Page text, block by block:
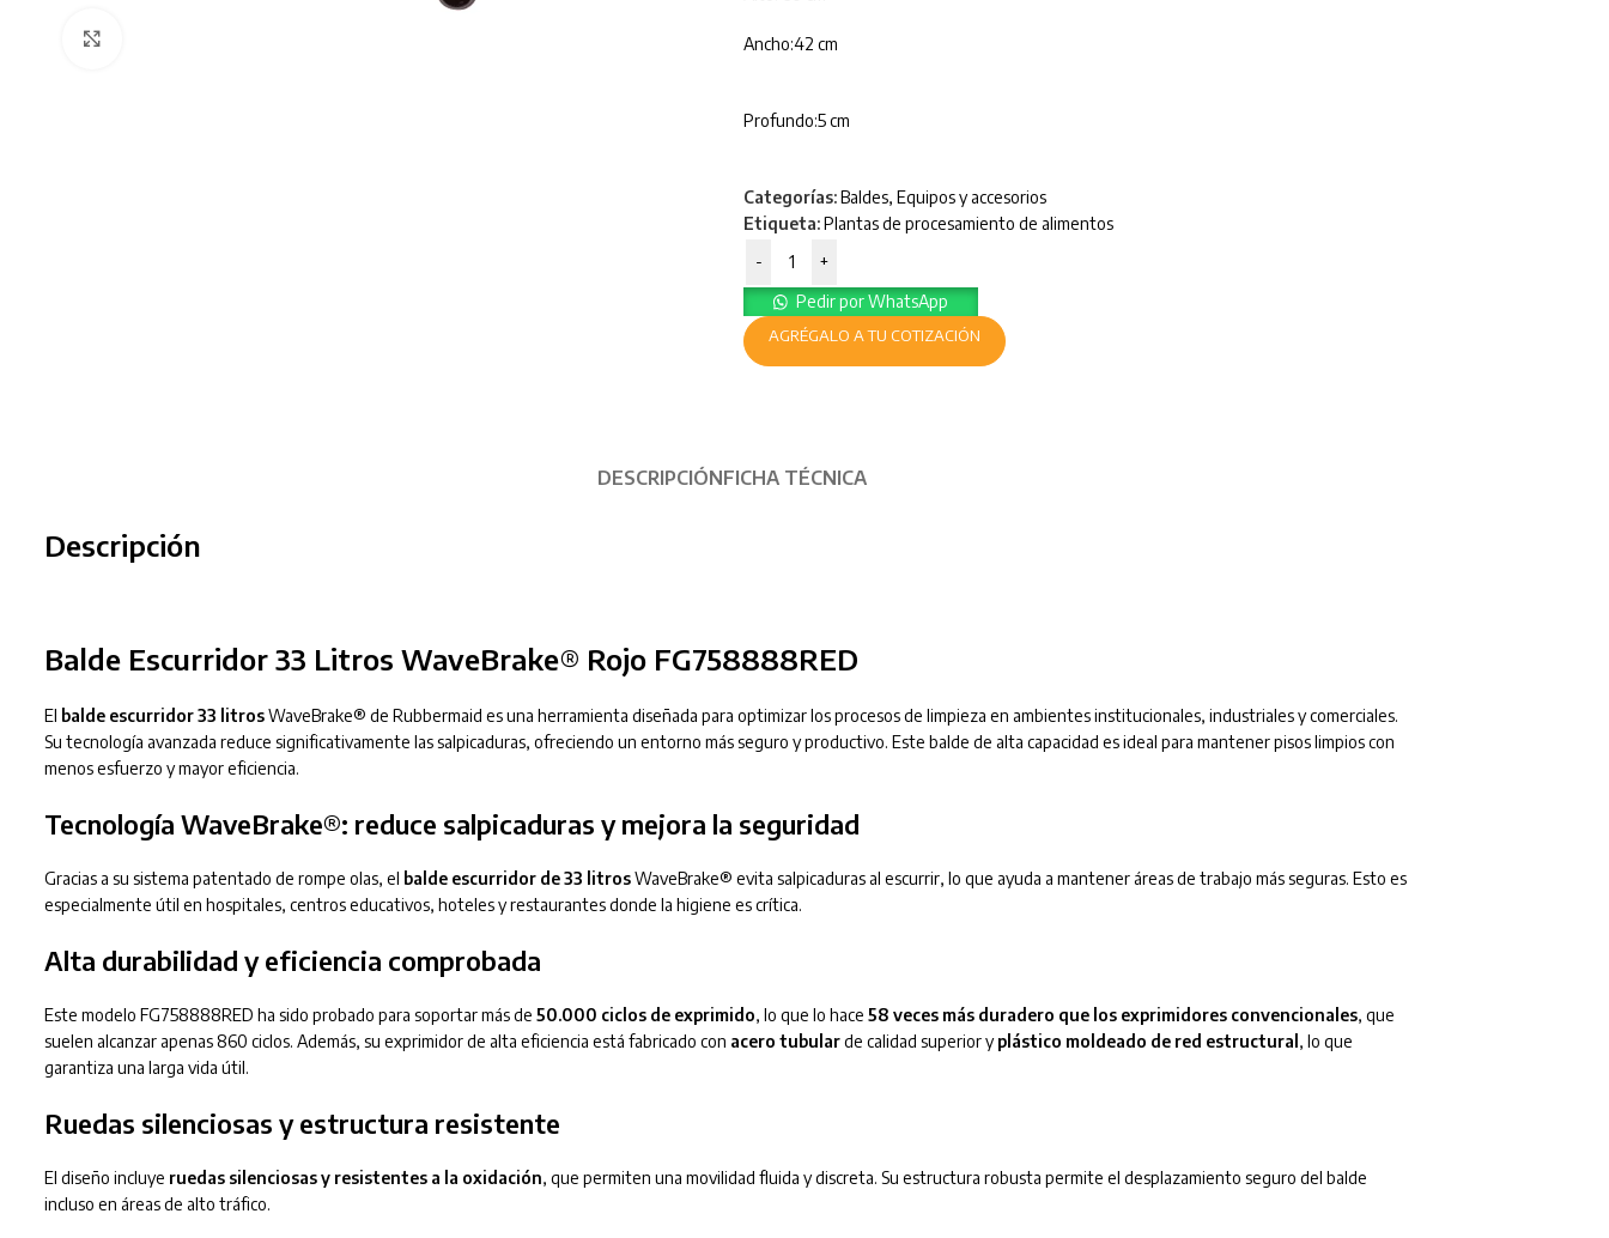
Ancho:42 cm
Profundo:5 cm
Categorías:Baldes, Equipos y accesorios
Etiqueta:Plantas de procesamiento de alimentos
-
+
Pedir por WhatsApp
AGRÉGALO A TU COTIZACIÓN
DESCRIPCIÓNFICHA TÉCNICA
Descripción
Balde Escurridor 33 Litros WaveBrake® Rojo FG758888RED
El balde escurridor 33 litrosWaveBrake® de Rubbermaid es una herramienta diseñada para optimizar los procesos de limpieza en ambientes institucionales, industriales y comerciales.
Su tecnología avanzada reduce significativamente las salpicaduras, ofreciendo un entorno más seguro y productivo. Este balde de alta capacidad es ideal para mantener pisos limpios con
menos esfuerzo y mayor eficiencia.
Tecnología WaveBrake®: reduce salpicaduras y mejora la seguridad
Gracias a su sistema patentado de rompe olas, el balde escurridor de 33 litrosWaveBrake® evita salpicaduras al escurrir, lo que ayuda a mantener áreas de trabajo más seguras. Esto es
especialmente útil en hospitales, centros educativos, hoteles y restaurantes donde la higiene es crítica.
Alta durabilidad y eficiencia comprobada
Este modelo FG758888RED ha sido probado para soportar más de 50.000 ciclos de exprimido, lo que lo hace 58 veces más duradero que los exprimidores convencionales, que
suelen alcanzar apenas 860 ciclos. Además, su exprimidor de alta eficiencia está fabricado con acero tubularde calidad superior yplástico moldeado de red estructural , lo que
garantiza una larga vida útil.
Ruedas silenciosas y estructura resistente
El diseño incluye ruedas silenciosas y resistentes a la oxidación, que permiten una movilidad fluida y discreta. Su estructura robusta permite el desplazamiento seguro del balde
incluso en áreas de alto tráfico.